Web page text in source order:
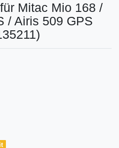
Mitac Mio 168 /
/ Airis 509 GPS